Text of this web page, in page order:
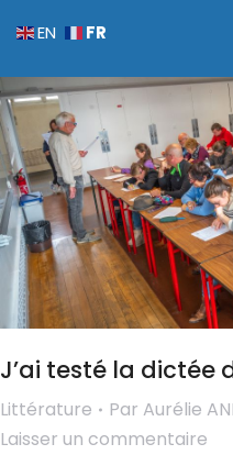
J’ai testé la dictée
Littérature Par Aurélie
Laisser un commentaire
EN FR